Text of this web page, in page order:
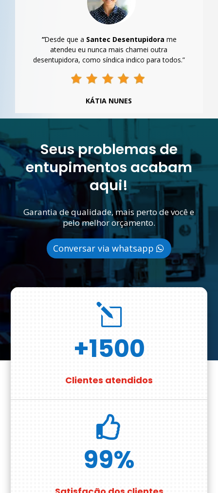
“Desde que a Santec Desentupidora me
atendeu eu nunca mais chamei outra
desentupidora, como síndica indico para todos.”
KÁTIA NUNES
Seus problemas de
entupimentos acabam
aqui!
Garantia de qualidade, mais perto de você e
pelo melhor orçamento.
Conversar via whatsapp
l
+1500
Clientes atendidos

99%